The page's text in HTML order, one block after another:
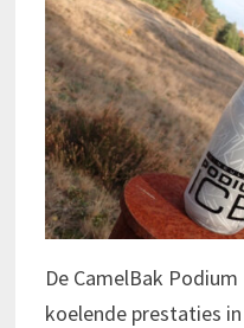
De CamelBak
koelende prestaties